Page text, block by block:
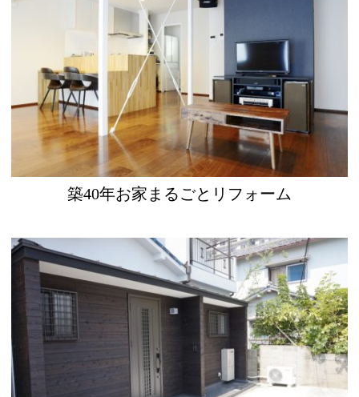
築40年お家まるごとリフォーム